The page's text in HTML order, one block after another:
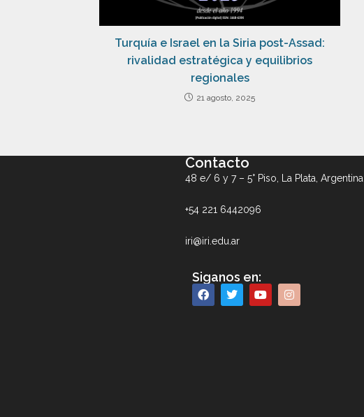
Turquía e Israel en la Siria post-Assad:
rivalidad estratégica y equilibrios
regionales
21 agosto, 2025
Contacto
48 e/ 6 y 7 – 5° Piso, La Plata, Argentina
+54 221 6442096
iri@iri.edu.ar
Siganos en: